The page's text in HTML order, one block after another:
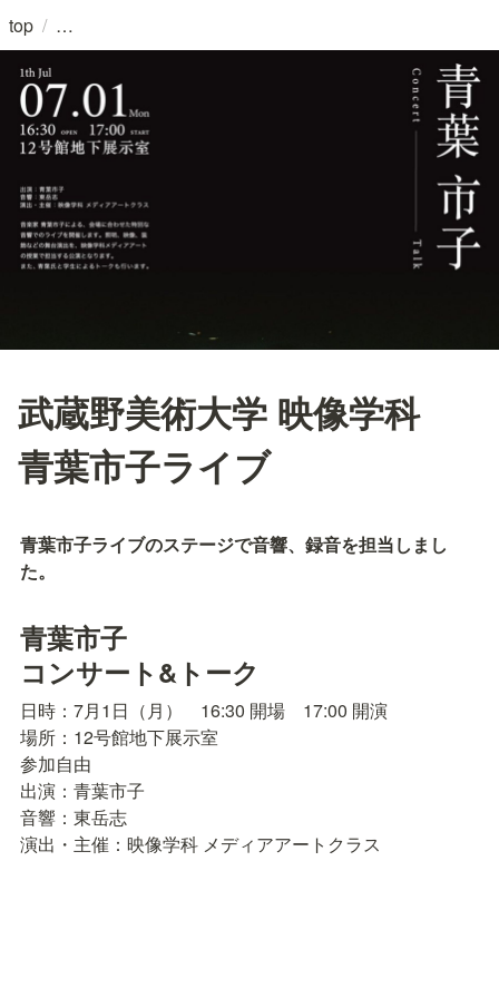
top /
武蔵野美術大学 映像学科
青葉市子ライブ
青葉市子ライブのステージで音響、録音を担当しまし
た。
青葉市子
コンサート&トーク
日時：7月1日（月）　16:30 開場　17:00 開演
場所：12号館地下展示室
参加自由
出演：青葉市子
音響：東岳志
演出・主催：映像学科 メディアアートクラス